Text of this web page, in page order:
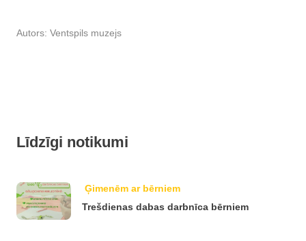
Autors: Ventspils muzejs
Līdzīgi notikumi
Ģimenēm ar bērniem
Trešdienas dabas darbnīca bērniem